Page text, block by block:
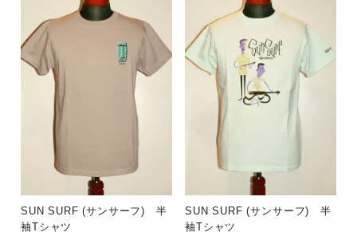
SUN SURF (サンサーフ) 半
袖Tシャツ
SUN SURF (サンサーフ) 半
袖Tシャツ